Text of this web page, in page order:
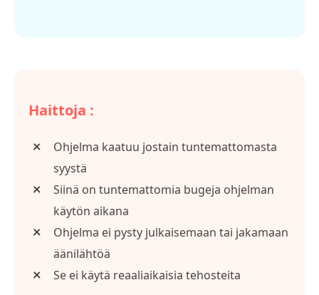
Haittoja :
Ohjelma kaatuu jostain tuntemattomasta
syystä
Siinä on tuntemattomia bugeja ohjelman
käytön aikana
Ohjelma ei pysty julkaisemaan tai jakamaan
äänilähtöä
Se ei käytä reaaliaikaisia tehosteita